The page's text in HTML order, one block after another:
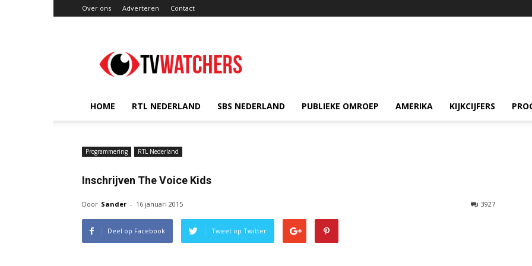
Over ons Adverteren Contact
HOME RTL NEDERLAND SBS NEDERLAND PUBLIEKE OMROEP AMERIKA KIJKCIJFERS
Programmering RTL Nederland
Inschrijven The Voice Kids
Door Sander - 16 januari 2015 3927
Deel op Facebook Tweet op Twitter